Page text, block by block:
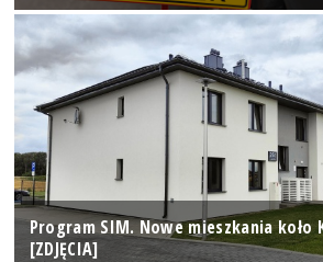
Program SIM. Nowe mieszkania koło
[ZDJĘCIA]